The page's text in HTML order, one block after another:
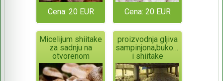
Cena: 20 EUR Cena: 20 EUR
Micelijum shiitake
za sadnju na
otvorenom
proizvodnja gljiva
sampinjona,bukovace
i shiitake